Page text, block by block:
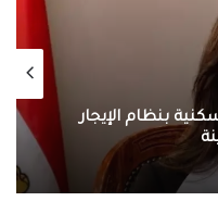
5000 وحدة سكنية بنظام الإيجار